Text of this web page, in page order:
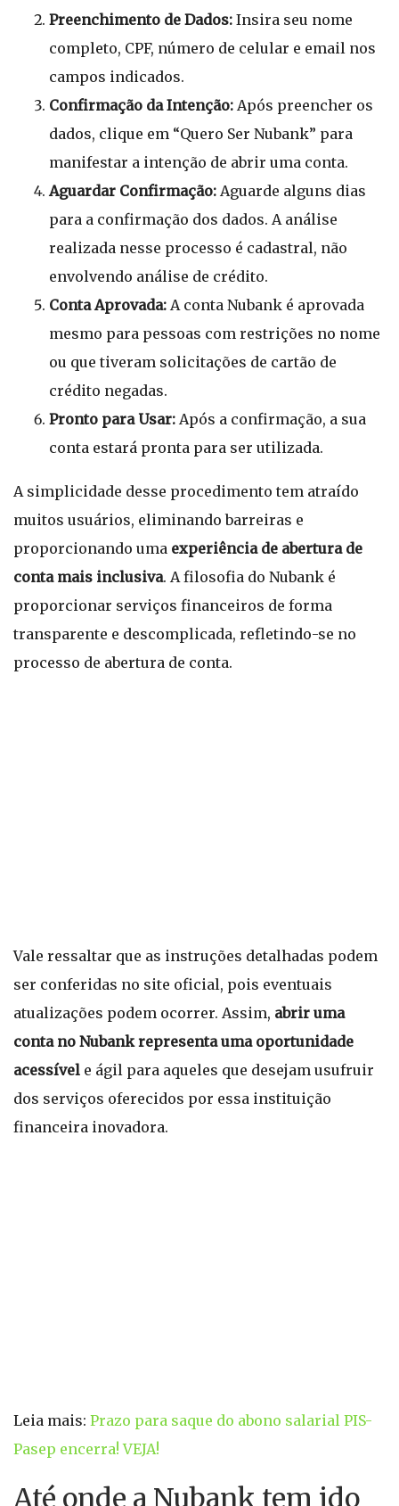
Preenchimento de Dados: Insira seu nome
completo, CPF, número de celular e email nos
campos indicados.
Confirmação da Intenção: Após preencher os
dados, clique em “Quero Ser Nubank” para
manifestar a intenção de abrir uma conta.
Aguardar Confirmação: Aguarde alguns dias
para a confirmação dos dados. A análise
realizada nesse processo é cadastral, não
envolvendo análise de crédito.
Conta Aprovada: A conta Nubank é aprovada
mesmo para pessoas com restrições no nome
ou que tiveram solicitações de cartão de
crédito negadas.
Pronto para Usar: Após a confirmação, a sua
conta estará pronta para ser utilizada.
A simplicidade desse procedimento tem atraído
muitos usuários, eliminando barreiras e
proporcionando uma experiência de abertura de
conta mais inclusiva. A filosofia do Nubank é
proporcionar serviços financeiros de forma
transparente e descomplicada, refletindo-se no
processo de abertura de conta.
Vale ressaltar que as instruções detalhadas podem
ser conferidas no site oficial, pois eventuais
atualizações podem ocorrer. Assim, abrir uma
conta no Nubank representa uma oportunidade
acessível e ágil para aqueles que desejam usufruir
dos serviços oferecidos por essa instituição
financeira inovadora.
Leia mais: Prazo para saque do abono salarial PIS-
Pasep encerra! VEJA!
Até onde a Nubank tem ido